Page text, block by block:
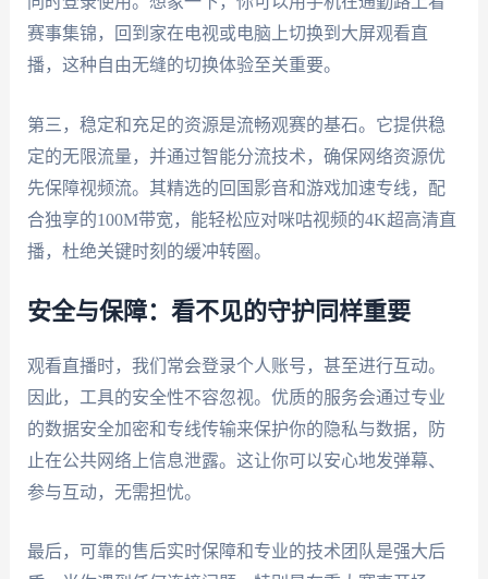
赛事集锦，回到家在电视或电脑上切换到大屏观看直
播，这种自由无缝的切换体验至关重要。
第三，稳定和充足的资源是流畅观赛的基石。它提供稳
定的无限流量，并通过智能分流技术，确保网络资源优
先保障视频流。其精选的回国影音和游戏加速专线，配
合独享的100M带宽，能轻松应对咪咕视频的4K超高清直
播，杜绝关键时刻的缓冲转圈。
安全与保障：看不见的守护同样重要
观看直播时，我们常会登录个人账号，甚至进行互动。
因此，工具的安全性不容忽视。优质的服务会通过专业
的数据安全加密和专线传输来保护你的隐私与数据，防
止在公共网络上信息泄露。这让你可以安心地发弹幕、
参与互动，无需担忧。
最后，可靠的售后实时保障和专业的技术团队是强大后